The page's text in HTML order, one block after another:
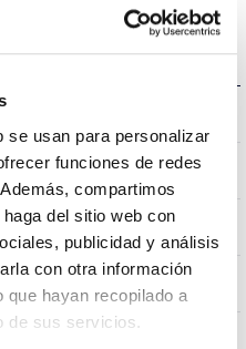
se usan para personalizar
funciones de redes
compartimos
del sitio web con
publicidad y análisis
con otra información
que hayan recopilado a
de sus servicios.
0,251m2
9Kg